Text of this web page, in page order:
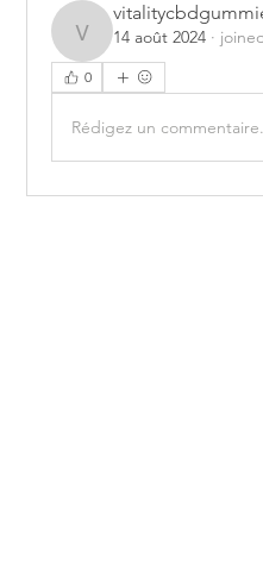
14 août 2024 ·
0
Rédigez un commentaire...